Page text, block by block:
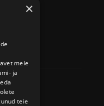
×
meie
ja
teie